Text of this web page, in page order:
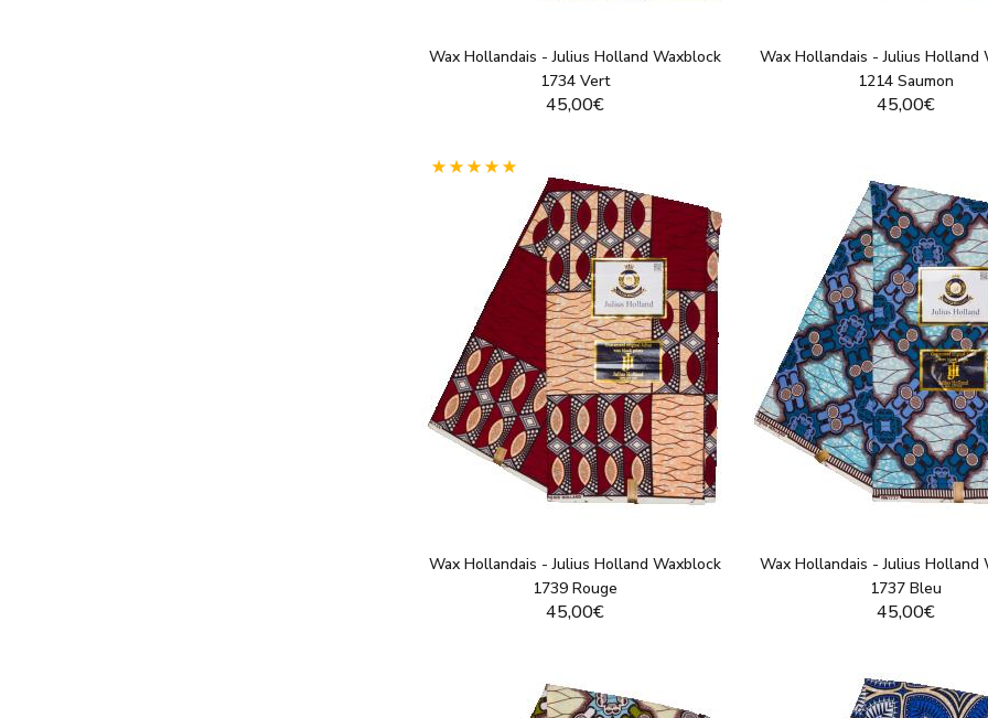
Wax Hollandais - Julius Holland Waxblock
1734 Vert
45,00€
Wax Hollandais - Julius Holland
1214 Saumon
45,00€
Wax Hollandais - Julius Holland Waxblock
1739 Rouge
45,00€
Wax Hollandais - Julius Holland
1737 Bleu
45,00€